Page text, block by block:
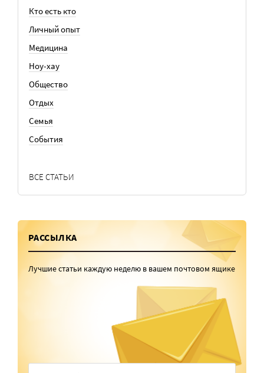
Кто есть кто
Личный опыт
Медицина
Ноу-хау
Общество
Отдых
Семья
События
ВСЕ СТАТЬИ
РАССЫЛКА
Лучшие статьи каждую неделю в вашем почтовом ящике